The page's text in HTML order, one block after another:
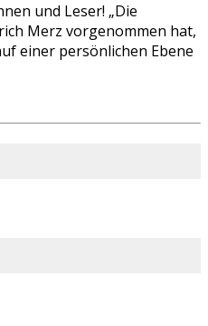
und Leser! „Die
Merz vorgenommen hat,
einer persönlichen Ebene